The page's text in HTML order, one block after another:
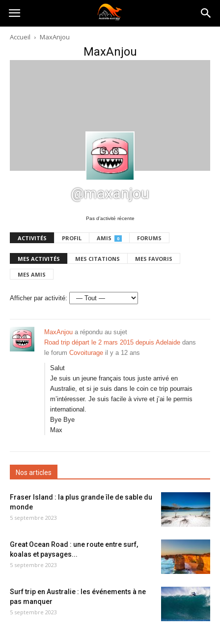
Australia-
australie.com
Accueil MaxAnjou
MaxAnjou
@maxanjou
Pas d’activité récente
ACTIVITÉS PROFIL AMIS 0 FORUMS
MES ACTIVITÉS MES CITATIONS MES FAVORIS
MES AMIS
Afficher par activité:
MaxAnjou a répondu au sujet
Road trip départ le 2 mars 2015 depuis Adelaide dans
le forum Covoiturage il y a 12 ans
Salut
Je suis un jeune français tous juste arrivé en
Australie, et si je suis dans le coin ce trip pourrais
m’intéresser. Je suis facile à vivre et j’ai le permis
international.
Bye Bye
Max
Nos articles
Fraser Island : la plus grande île de sable du
monde
5 septembre 2023
Great Ocean Road : une route entre surf,
koalas et paysages...
5 septembre 2023
Surf trip en Australie : les événements à ne
pas manquer
5 septembre 2023